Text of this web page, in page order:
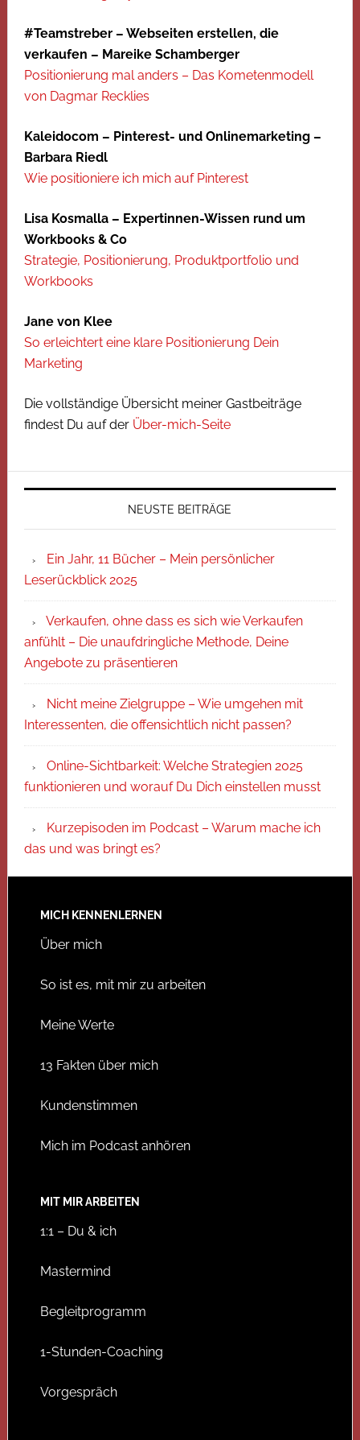
#Teamstreber – Webseiten erstellen, die
verkaufen – Mareike Schamberger
Positionierung mal anders – Das Kometenmodell
von Dagmar Recklies
Kaleidocom – Pinterest- und Onlinemarketing –
Barbara Riedl
Wie positioniere ich mich auf Pinterest
Lisa Kosmalla – Expertinnen-Wissen rund um
Workbooks & Co
Strategie, Positionierung, Produktportfolio und
Workbooks
Jane von Klee
So erleichtert eine klare Positionierung Dein
Marketing
Die vollständige Übersicht meiner Gastbeiträge
findest Du auf der Über-mich-Seite
NEUSTE BEITRÄGE
Ein Jahr, 11 Bücher – Mein persönlicher
Leserückblick 2025
Verkaufen, ohne dass es sich wie Verkaufen
anfühlt – Die unaufdringliche Methode, Deine
Angebote zu präsentieren
Nicht meine Zielgruppe – Wie umgehen mit
Interessenten, die offensichtlich nicht passen?
Online-Sichtbarkeit: Welche Strategien 2025
funktionieren und worauf Du Dich einstellen musst
Kurzepisoden im Podcast – Warum mache ich
das und was bringt es?
MICH KENNENLERNEN
Über mich
So ist es, mit mir zu arbeiten
Meine Werte
13 Fakten über mich
Kundenstimmen
Mich im Podcast anhören
MIT MIR ARBEITEN
1:1 – Du & ich
Mastermind
Begleitprogramm
1-Stunden-Coaching
Vorgespräch